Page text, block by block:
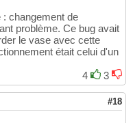
: changement de
problème. Ce bug avait
le vase avec cette
était celui d'un
4
3
#18